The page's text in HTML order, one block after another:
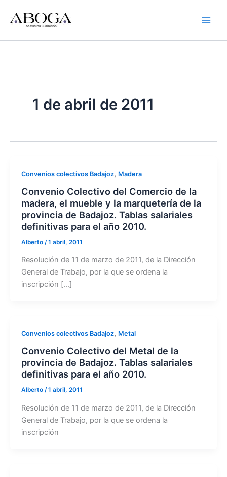
contenido
1 de abril de 2011
Convenios colectivos Badajoz, Madera
Convenio Colectivo del Comercio de la
madera, el mueble y la marquetería de la
provincia de Badajoz. Tablas salariales
definitivas para el año 2010.
Alberto /1 abril, 2011
Resolución de 11 de marzo de 2011, de la Dirección
General de Trabajo, por la que se ordena la
inscripción […]
Convenios colectivos Badajoz, Metal
Convenio Colectivo del Metal de la
provincia de Badajoz. Tablas salariales
definitivas para el año 2010.
Alberto /1 abril, 2011
Resolución de 11 de marzo de 2011, de la Dirección
General de Trabajo, por la que se ordena la
inscripción